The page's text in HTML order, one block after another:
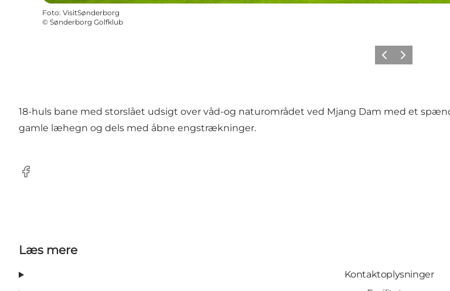
Foto: VisitSønderborg
© Sønderborg Golfklub
ForrigeNæste
18-huls bane med storslået udsigt over våd-og naturområdet ved Mjang Dam med et
gamle læhegn og dels med åbne engstrækninger.
Facebook
Læs mere
Kontaktoplysninger